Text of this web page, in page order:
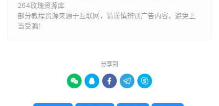
264玫瑰资源库
部分教程资源来源于互联网，请谨慎辨别广告内容，避免上
当受骗！
分享到
    